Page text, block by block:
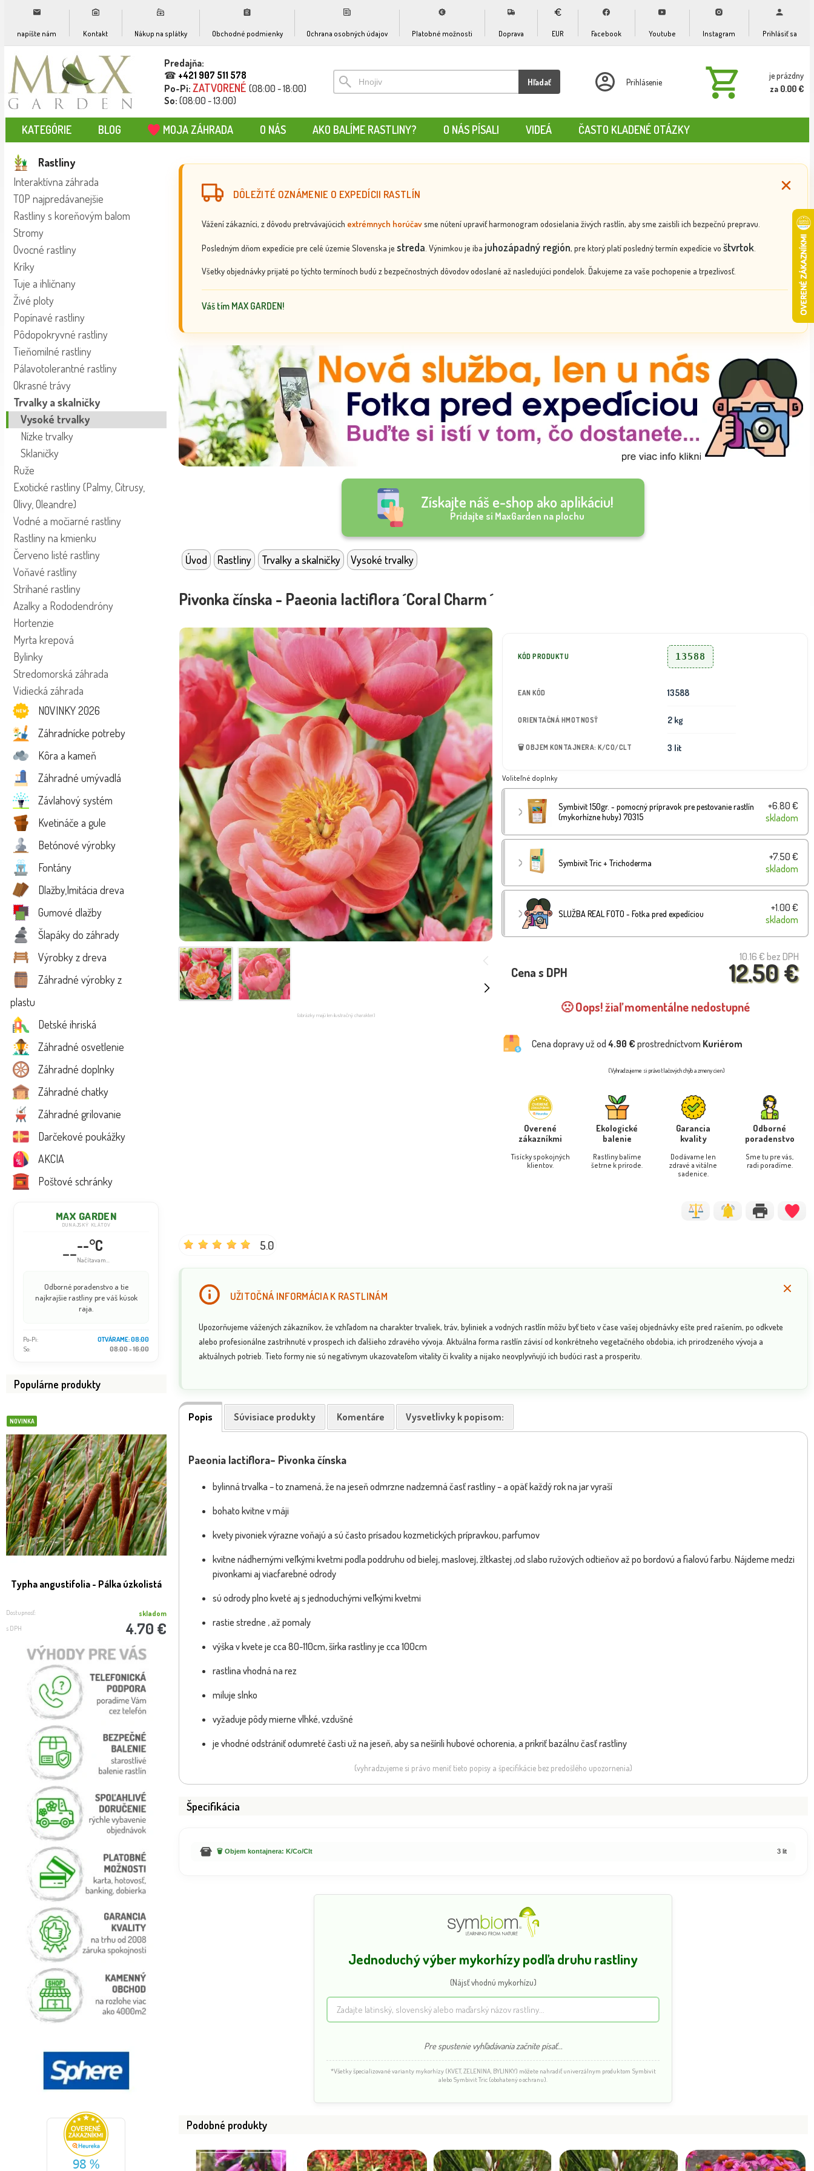
napíšte nám Kontakt Nákup na splátky Obchodné podmienky Ochrana osobných údajov Platobné možnosti Doprava EUR Facebook Youtube Instagram Prihlásiť sa
Predajňa:
☎ +421 907 511 578
Po-Pi: ZATVORENÉ (08:00 - 18:00)
So: (08:00 - 13:00)
Hľadať Prihlásenie
je prázdny
za 0.00 €
KATEGÓRIE BLOG MOJA ZÁHRADA O NÁS AKO BALÍME RASTLINY? O NÁS PÍSALI VIDEÁ ČASTO KLADENÉ OTÁZKY
Rastliny
Interaktívna záhrada
TOP najpredávanejšie
Rastliny s koreňovým balom
Stromy
Ovocné rastliny
Kríky
Tuje a ihličnany
Živé ploty
Popínavé rastliny
Pôdopokryvné rastliny
Tieňomilné rastliny
Pálavotolerantné rastliny
Okrasné trávy
Trvalky a skalničky
Vysoké trvalky
Nízke trvalky
Sklaničky
Ruže
Exotické rastliny (Palmy, Citrusy,
Olivy, Oleandre)
Vodné a močiarné rastliny
Rastliny na kmienku
Červeno listé rastliny
Voňavé rastliny
Strihané rastliny
Azalky a Rododendróny
Hortenzie
Myrta krepová
Bylinky
Stredomorská záhrada
Vidiecká záhrada
NOVINKY 2026
Záhradnícke potreby
Kôra a kameň
Záhradné umývadlá
Závlahový systém
Kvetináče a gule
Betónové výrobky
Fontány
Dlažby,Imitácia dreva
Gumové dlažby
Šlapáky do záhrady
Výrobky z dreva
Záhradné výrobky z
plastu
Detské ihriská
Záhradné osvetlenie
Záhradné doplnky
Záhradné chatky
Záhradné grilovanie
Darčekové poukážky
AKCIA
Poštové schránky
MAX GARDEN
DUNAJSKÝ KLÁTOV
----°C
Načítavam...
Odborné poradenstvo a tie
najkrajšie rastliny pre váš kúsok
raja.
Po-Pi:
OTVÁRAME: 08:00
So:
08:00 - 16:00
Populárne produkty
NOVINKA
Typha angustifolia - Pálka úzkolistá
Dostupnosť: skladom
s DPH 4.70 €
BOMBA
SLUŽBA REAL FOTO - Fotka pred
expedíciou
1.00 €
NOVINKA
Typha minima - Pálka najmenšia
DÔLEŽITÉ OZNÁMENIE O EXPEDÍCII RASTLÍN
Vážení zákazníci, z dôvodu pretrvávajúcich extrémnych horúčavsme nútení upraviť harmonogram odosielania živých rastlín, aby sme zaistili ich bezpečnú prepravu.
Posledným dňom expedície pre celé územie Slovenska je streda . Výnimkou je iba juhozápadný región, pre ktorý platí posledný termín expedície vo štvrtok.
Všetky objednávky prijaté po týchto termínoch budú z bezpečnostných dôvodov odoslané až nasledujúci pondelok. Ďakujeme za vaše pochopenie a trpezlivosť.
Váš tím MAX GARDEN!
Získajte náš e-shop ako aplikáciu!
Pridajte si MaxGarden na plochu
Úvod Rastliny Trvalky a skalničky Vysoké trvalky
Pivonka čínska - Paeonia lactiflora ´Coral Charm ´
(obrázky majú len ilustračný charakter)
KÓD PRODUKTU 13588
EAN KÓD 13588
ORIENTAČNÁ HMOTNOSŤ 2 kg
🗑️ OBJEM KONTAJNERA: K/CO/CLT 3 lit
Voliteľné doplnky
Symbivit 150gr. - pomocný prípravok pre pestovanie rastlín
(mykorhízne huby) 70315
+6.80 €
skladom
Symbivit Tric + Trichoderma
+7.50 €
skladom
SLUŽBA REAL FOTO - Fotka pred expedíciou
+1.00 €
skladom
10.16 € bez DPH
12.50 €
Cena s DPH
🙁 Oops! žiaľ momentálne nedostupné
Cena dopravy už od4.90 € prostredníctvom Kuriérom
(Vyhradzujeme si právo tlačových chýb a zmeny cien)
Overené
zákazníkmi
Tisícky spokojných
klientov.
Ekologické
balenie
Rastliny balíme
šetrne k prírode.
Garancia
kvality
Dodávame len
zdravé a vitálne
sadenice.
Odborné
poradenstvo
Sme tu pre vás,
radi poradíme.
5.0
UŽITOČNÁ INFORMÁCIA K RASTLINÁM
Upozorňujeme vážených zákazníkov, že vzhľadom na charakter trvaliek, tráv, byliniek a vodných rastlín môžu byť tieto v čase vašej objednávky ešte pred rašením, po odkvete
alebo profesionálne zastrihnuté v prospech ich ďalšieho zdravého vývoja. Aktuálna forma rastlín závisí od konkrétneho vegetačného obdobia, ich prirodzeného vývoja a
aktuálnych potrieb. Tieto formy nie sú negatívnym ukazovateľom vitality či kvality a nijako neovplyvňujú ich budúci rast a prosperitu.
Popis Súvisiace produkty Komentáre Vysvetlivky k popisom:
Paeonia lactiflora– Pivonka čínska
bylinná trvalka – to znamená, že na jeseň odmrzne nadzemná časť rastliny – a opäť každý rok na jar vyraší
bohato kvitne v máji
kvety pivoniek výrazne voňajú a sú často prísadou kozmetických prípravkou, parfumov
kvitne nádhernými veľkými kvetmi podla poddruhu od bielej, maslovej, žltkastej ,od slabo ružových odtieňov až po bordovú a fialovú farbu. Nájdeme medzi
pivonkami aj viacfarebné odrody
sú odrody plno kveté aj s jednoduchými veľkými kvetmi
rastie stredne , až pomaly
výška v kvete je cca 80-110cm, šírka rastliny je cca 100cm
rastlina vhodná na rez
miluje slnko
vyžaduje pôdy mierne vlhké, vzdušné
je vhodné odstrániť odumreté časti už na jeseň, aby sa nešírili hubové ochorenia, a prikriť bazálnu časť rastliny
(vyhradzujeme si právo meniť tieto popisy a špecifikácie bez predošlého upozornenia)
Špecifikácia
🗑️ Objem kontajnera: K/Co/Clt 3 lit
Jednoduchý výber mykorhízy podľa druhu rastliny
(Nájsť vhodnú mykorhízu)
Pre spustenie vyhľadávania začnite písať...
*Všetky špecializované varianty mykorhízy (KVET, ZELENINA, BYLINKY) môžete nahradiť univerzálnym produktom Symbivit
alebo Symbivit Tric (obohatený o ochranu).
Podobné produkty